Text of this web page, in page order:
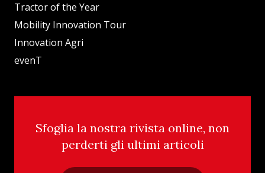
Tractor of the Year
Mobility Innovation Tour
Innovation Agri
evenT
Sfoglia la nostra rivista online, non
perderti gli ultimi articoli